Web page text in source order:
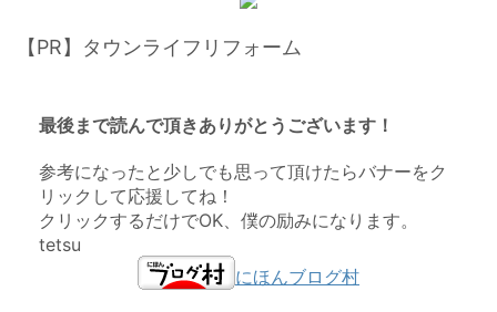
【PR】タウンライフリフォーム
最後まで読んで頂きありがとうございます！
参考になったと少しでも思って頂けたらバナーをク
リックして応援してね！
クリックするだけでOK、僕の励みになります。
tetsu
にほんブログ村